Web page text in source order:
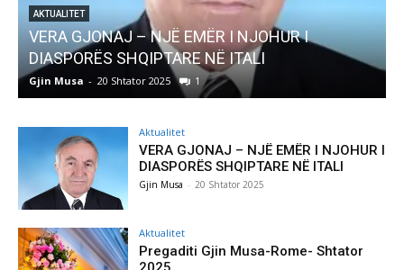
GJONAJ – NJË EMËR I NJOHUR I
SHQIPTARE NË ITALI
Musa - 20 Shtator 2025 1
Aktualitet
VERA GJONAJ – NJË EMËR I NJOHUR I
DIASPORËS SHQIPTARE NË ITALI
Gjin Musa - 20 Shtator 2025
Aktualitet
Pregaditi Gjin Musa-Rome- Shtator